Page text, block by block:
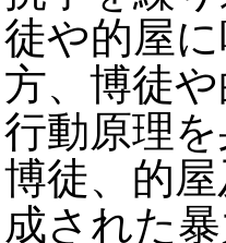
徒や的屋
方、博徒
行動原理
博徒、的
成された